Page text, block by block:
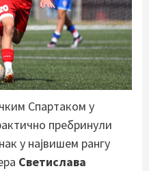
Спартаком у
пребринули
у највишем рангу
Светислава